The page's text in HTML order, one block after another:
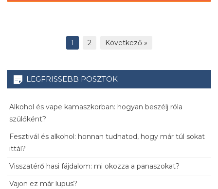
1 2 Következő »
LEGFRISSEBB POSZTOK
Alkohol és vape kamaszkorban: hogyan beszélj róla
szülőként?
Fesztivál és alkohol: honnan tudhatod, hogy már túl sokat
ittál?
Visszatérő hasi fájdalom: mi okozza a panaszokat?
Vajon ez már lupus?